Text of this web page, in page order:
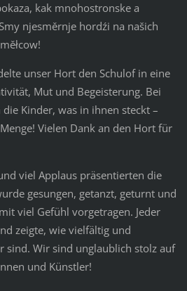
kak mnohostronske a
njesměrnje hordźi na našich
unser Hort den Schulof in eine
Mut und Begeisterung. Bei
Kinder, was in ihnen steckt –
Vielen Dank an den Hort für
viel Applaus präsentierten die
gesungen, getanzt, geturnt und
viel Gefühl vorgetragen. Jeder
zeigte, wie vielfältig und
sind. Wir sind unglaublich stolz auf
und Künstler!